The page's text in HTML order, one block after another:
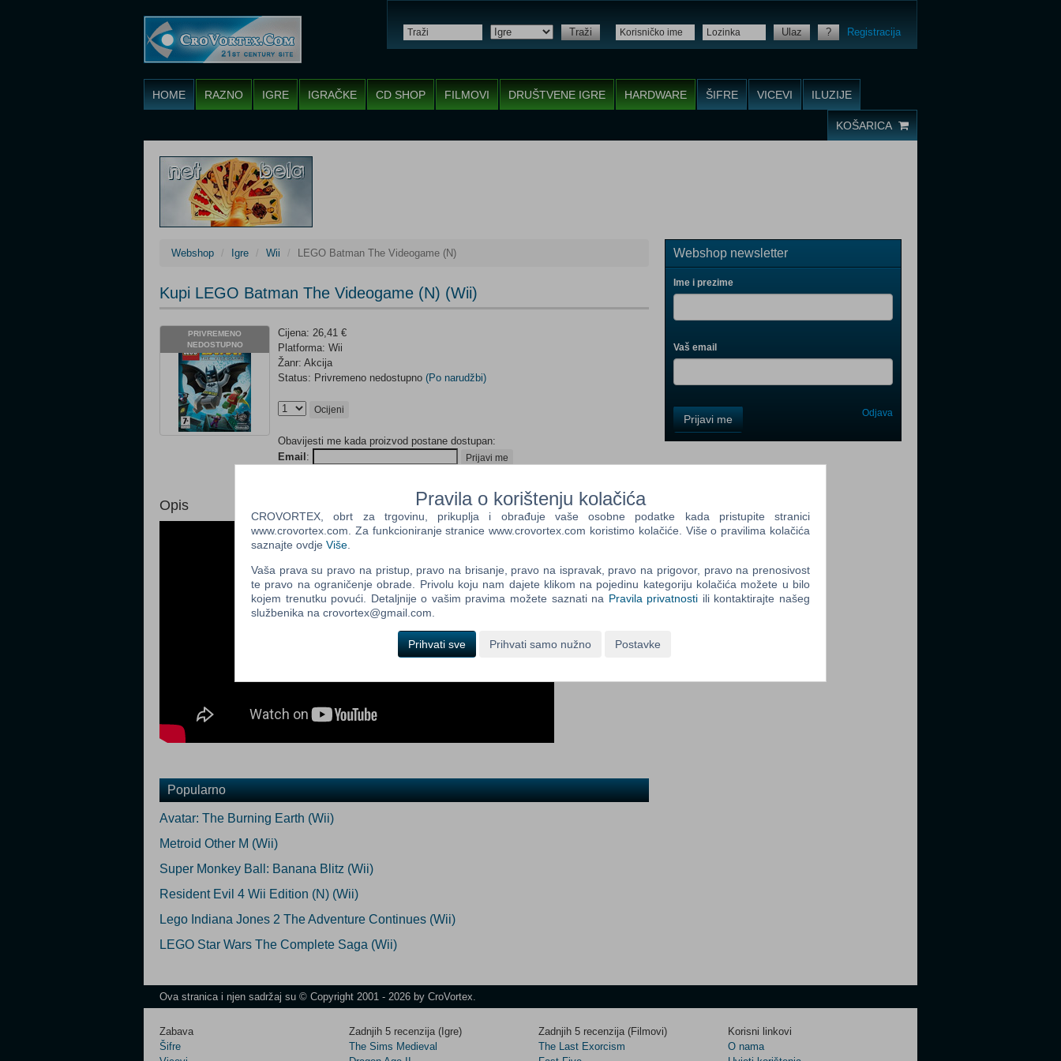
Traži Ulaz ? Registracija
HOME RAZNO IGRE IGRAČKE CD SHOP FILMOVI DRUŠTVENE IGRE HARDWARE ŠIFRE VICEVI ILUZIJE
KOŠARICA
Webshop Igre Wii LEGO Batman The Videogame (N)
Kupi LEGO Batman The Videogame (N) (Wii)
PRIVREMENO
NEDOSTUPNO
Cijena: 26,41 €
Platforma: Wii
Žanr: Akcija
Status: Privremeno nedostupno (Po narudžbi)
Ocijeni
Obavijesti me kada proizvod postane dostupan:
Email : Prijavi me
Opis
Popularno
Avatar: The Burning Earth (Wii)
Metroid Other M (Wii)
Super Monkey Ball: Banana Blitz (Wii)
Resident Evil 4 Wii Edition (N) (Wii)
Lego Indiana Jones 2 The Adventure Continues (Wii)
LEGO Star Wars The Complete Saga (Wii)
Webshop newsletter
Ime i prezime
Vaš email
Field
One
Control
Field
Prijavi me Odjava
Ova stranica i njen sadržaj su © Copyright 2001 - 2026 by CroVortex.
Zabava
Šifre
Zadnjih 5 recenzija (Igre)
The Sims Medieval
Zadnjih 5 recenzija (Filmovi)
The Last Exorcism
Korisni linkovi
O nama
Pravila o korištenju kolačića
CROVORTEX, obrt za trgovinu, prikuplja i obrađuje vaše osobne podatke kada pristupite stranici
www.crovortex.com. Za funkcioniranje stranice www.crovortex.com koristimo kolačiće. Više o pravilima kolačića
saznajte ovdje Više
Vaša prava su pravo na pristup, pravo na brisanje, pravo na ispravak, pravo na prigovor, pravo na prenosivost
te pravo na ograničenje obrade. Privolu koju nam dajete klikom na pojedinu kategoriju kolačića možete u bilo
kojem trenutku povući. Detaljnije o vašim pravima možete saznati na Pravila privatnosti ili kontaktirajte našeg
službenika na crovortex@gmail.com.
Prihvati sve Prihvati samo nužno Postavke